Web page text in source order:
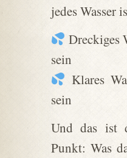
jedes Wasser
Dreckiges
sein
Klares
sein
Und das ist
Punkt: Was